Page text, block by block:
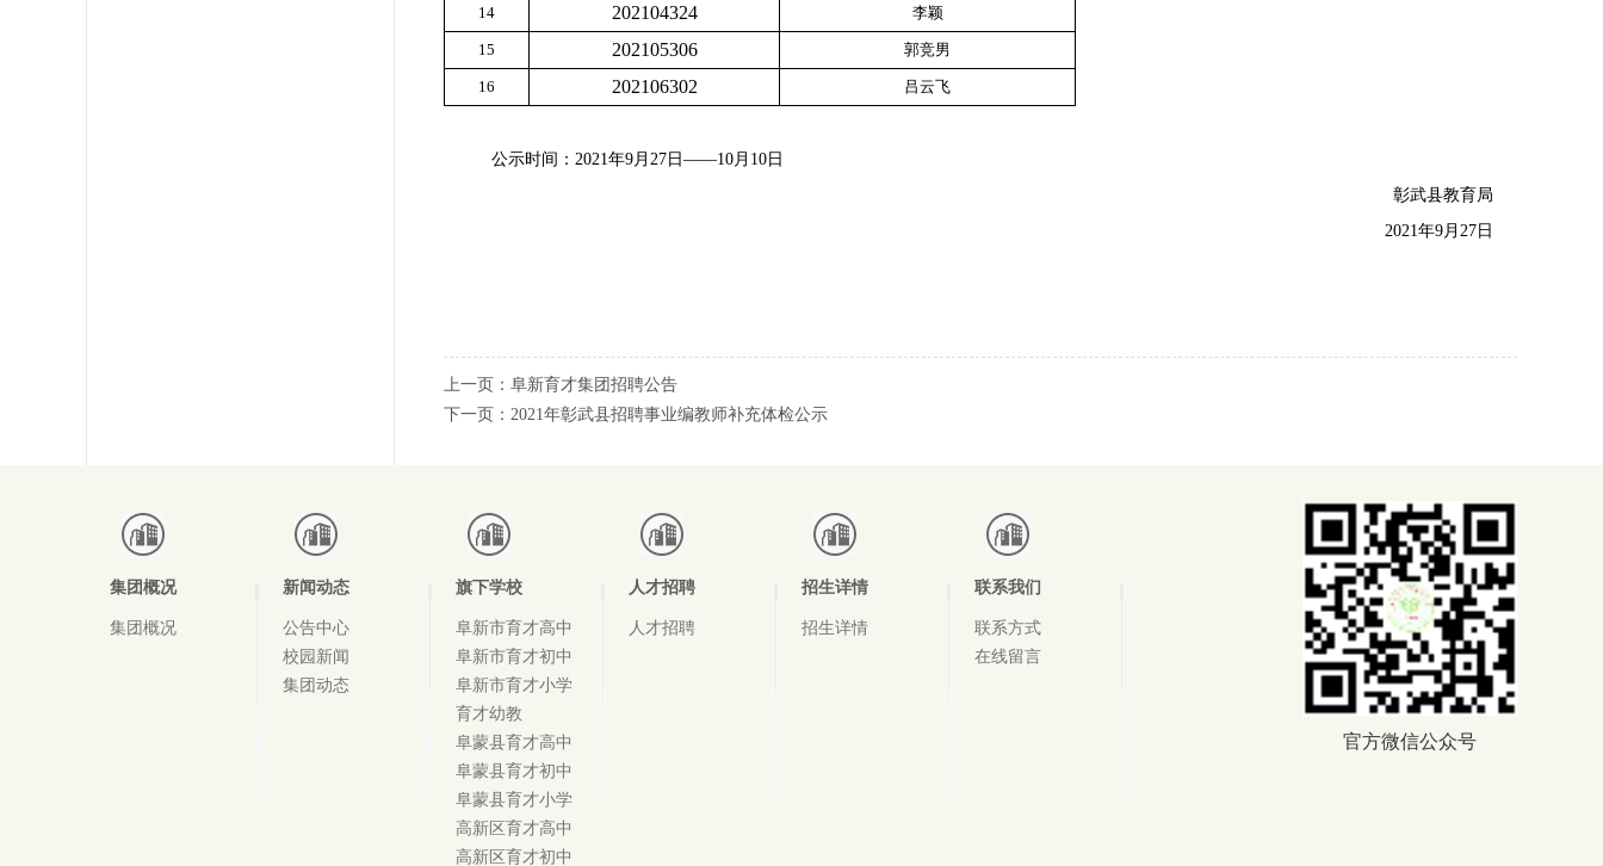
14 202104324 李颖
15 202105306 郭竞男
16 202106302 吕云飞
公示时间：2021年9月27日——10月10日
彰武县教育局
2021年9月27日
上一页： 阜新育才集团招聘公告
下一页： 2021年彰武县招聘事业编教师补充体检公示
集团概况
集团概况
新闻动态
公告中心
校园新闻
集团动态
旗下学校
阜新市育才高中
阜新市育才初中
阜新市育才小学
育才幼教
阜蒙县育才高中
阜蒙县育才初中
阜蒙县育才小学
高新区育才高中
高新区育才初中
人才招聘
人才招聘
招生详情
招生详情
联系我们
联系方式
在线留言
官方微信公众号